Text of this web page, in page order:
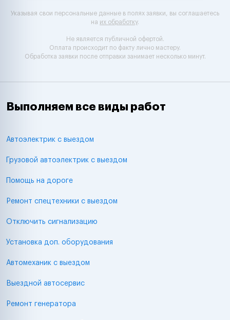
Указывая свои персональные данные в полях заявки, вы соглашаетесь
на их обработку.
Не является публичной офертой.
Оплата происходит по факту лично мастеру.
Обработка заявки после отправки занимает несколько минут.
Выполняем все виды работ
Автоэлектрик с выездом
Грузовой автоэлектрик с выездом
Помощь на дороге
Ремонт спецтехники с выездом
Отключить сигнализацию
Установка доп. оборудования
Автомеханик с выездом
Выездной автосервис
Ремонт генератора